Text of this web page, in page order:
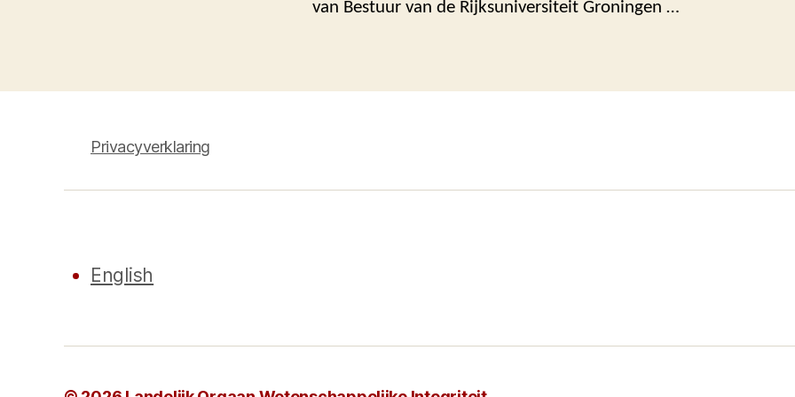
van Bestuur van de Rijksuniversiteit Groningen …
Privacyverklaring
English